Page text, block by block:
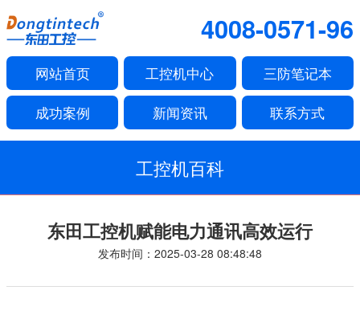
4008-0571-96
网站首页 工控机中心 三防笔记本
成功案例 新闻资讯 联系方式
工控机百科
东田工控机赋能电力通讯高效运行
发布时间：2025-03-28 08:48:48